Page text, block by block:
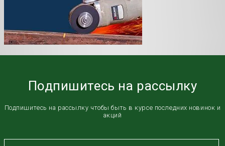
Подпишитесь на рассылку
Подпишитесь на рассылку чтобы быть в курсе последних новинок и
акций